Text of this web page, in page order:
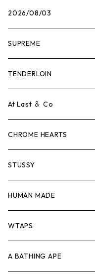
2026/08/03
SUPREME
Tシャツ
ロンTEE
スウェット/ニット
シャツ
ジャケット
パンツ
キャップ・ハット
TENDERLOIN
Tシャツ
ロンTEE
スウェット/ニット
シャツ
ジャケット
パンツ
At Last ＆ Co
Tシャツ
ロンTEE
スウェット/ニット
シャツ
ジャケット
CHROME HEARTS
Tシャツ
ロンTEE
スウェット/ニット
シャツ
STUSSY
Tシャツ
ロンTEE
スウェット/ニット
HUMAN MADE
Tシャツ
ロンT
WTAPS
Tシャツ
A BATHING APE